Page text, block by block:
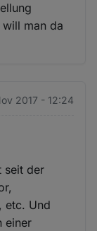
man da
2017 - 12:24
seit der
etc. Und
einer